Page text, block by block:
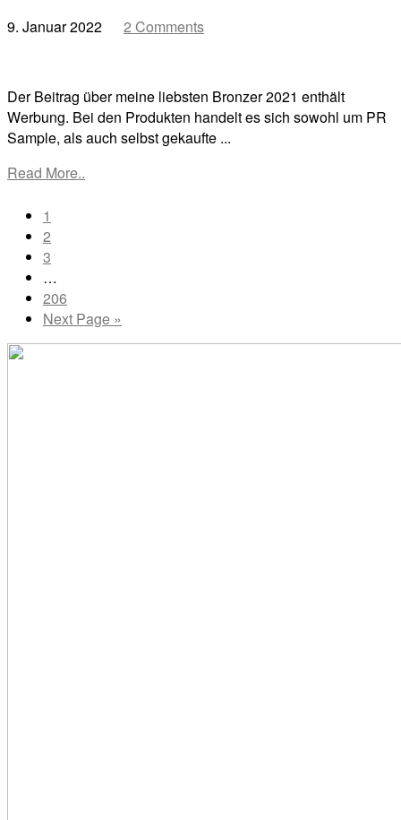
9. Januar 2022 2 Comments
Der Beitrag über meine liebsten Bronzer 2021 enthält
Werbung. Bei den Produkten handelt es sich sowohl um PR
Sample, als auch selbst gekaufte ...
Read More..
Go
to
page
1
Go
to
page
2
Go
to
page
3
Interim
pages
omitted
…
Go
to
page
206
Go
to
Next Page »
Primary